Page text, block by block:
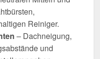
Reiniger.
– Dachneigung,
und